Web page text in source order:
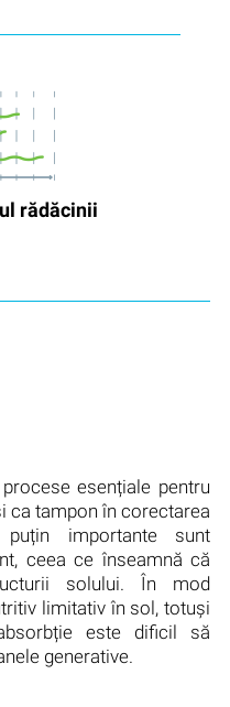
rădăcinii
esențiale pentru
ca tampon în corectarea
importante sunt
ceea ce înseamnă că
solului. În mod
limitativ în sol, totuși
este dificil să
generative.